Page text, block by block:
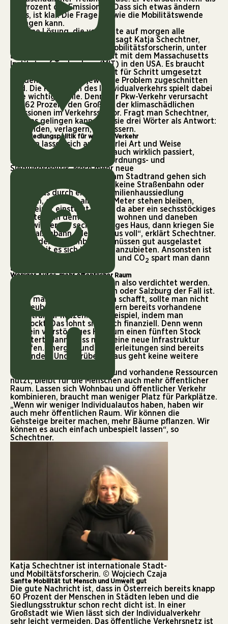
30 Prozent der Emissionen
. Dass sich etwas ändern
muss, ist klar. Die Frage ist, wie die Mobilitätswende
gelingen kann.
Die eine Lösung, die von heute auf morgen alle
Probleme löst, gibt es nicht, sagt Katja Schechtner,
internationale Stadt- und Mobilitätsforscherin, unter
anderem in Zusammenarbeit mit dem Massachusetts
Institute of Technology (MIT) in den USA. Es braucht
viele Maßnahmen, die Schritt für Schritt umgesetzt
werden und auf das jeweilige Problem zugeschnitten
sind. Die Reduktion des Individualverkehrs spielt dabei
eine wichtige Rolle. Denn der Pkw-Verkehr verursacht
mit 62 Prozent den Großteil der klimaschädlichen
Emissionen im Verkehrssektor. Fragt man Schechtner,
wie das gelingen kann, gibt sie drei Wörter als Antwort:
vermeiden, verlagern, verbessern.
Gute Siedlungspolitik für weniger Verkehr
Fahrten lassen sich auf vielerlei Art und Weise
vermeiden. Damit das aber auch wirklich passiert,
braucht es eine gute Raumordnungs- und
Siedlungspolitik. Noch mehr neue
Einfamilienhaussiedlungen am Stadtrand gehen sich
nicht mehr aus. „Sie können keine Straßenbahn oder
keinen Bus durch eine Einfamilienhaussiedlung
schicken, die dann alle 200 Meter stehen bleiben,
damit einer einsteigt. Wenn da aber ein sechsstöckiges
Haus steht, in dem 40 Leute wohnen und daneben
steht wieder ein sechsstöckiges Haus, dann kriegen Sie
die Straßenbahn oder den Bus voll“, erklärt Schechtner.
Busse oder Straßenbahnen müssen gut ausgelastet
sein, damit es sich lohnt, sie anzubieten. Ansonsten ist
die Finanzierung schwierig – und CO2 spart man dann
auch nicht ein.
Weniger Autos, mehr öffentlicher Raum
Die Siedlungsgebiete müssen also verdichtet werden.
Wie das zum Beispiel in Wien oder Salzburg der Fall ist.
Wenn man neuen Wohnraum schafft, sollte man nicht
auf Neubauten setzen, sondern bereits vorhandene
Infrastruktur nutzen. Zum Beispiel, indem man
aufstockt. Das lohnt sich auch finanziell. Denn wenn
man ein vierstöckiges Haus um einen fünften Stock
erweitert, dann muss man keine neue Infrastruktur
schaffen. Energie- und Wasserleitungen sind bereits
vorhanden. Und darüber hinaus geht keine weitere
Indem man nachverdichtet und vorhandene Ressourcen
nutzt, bleibt für die Menschen auch mehr öffentlicher
Raum. Lassen sich Wohnbau und öffentlicher Verkehr
kombinieren, braucht man weniger Platz für Parkplätze.
„Wenn wir weniger Individualautos haben, haben wir
auch mehr öffentlichen Raum. Wir können die
Gehsteige breiter machen, mehr Bäume pflanzen. Wir
können es auch einfach unbespielt lassen“, so
Schechtner.
Katja Schechtner ist internationale Stadt-
und Mobiltätsforscherin. © Wojciech Czaja
Sanfte Mobilität tut Mensch und Umwelt gut
Die gute Nachricht ist, dass in Österreich bereits knapp
60 Prozent der Menschen in Städten leben und die
Siedlungsstruktur schon recht dicht ist. In einer
Großstadt wie Wien lässt sich der Individualverkehr
sehr leicht vermeiden. Das öffentliche Verkehrsnetz ist